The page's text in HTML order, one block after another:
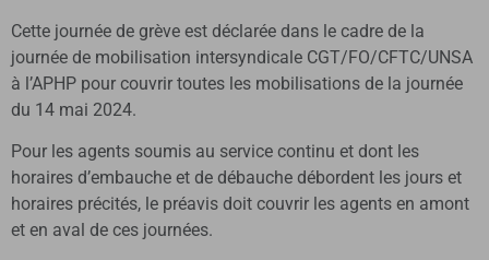
Cette journée de grève est déclarée dans le cadre de la
journée de mobilisation intersyndicale CGT/FO/CFTC/UNSA
à l’APHP pour couvrir toutes les mobilisations de la journée
du 14 mai 2024.
Pour les agents soumis au service continu et dont les
horaires d’embauche et de débauche débordent les jours et
horaires précités, le préavis doit couvrir les agents en amont
et en aval de ces journées.